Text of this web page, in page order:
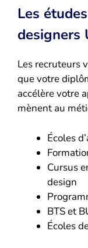
Les
designers
Les recruteurs
que votre
accélère votre
mènent au
Écoles
Cursus
design
BTS et
Écoles